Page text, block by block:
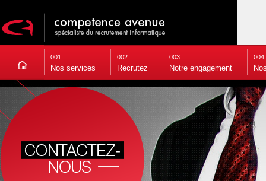
001
Nos services
002
Recrutez
003
Notre engagement
004